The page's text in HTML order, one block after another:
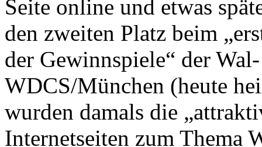
Seite online und etwas
den zweiten Platz beim
der Gewinnspiele“ der
WDCS/München (heute
wurden damals die
Internetseiten zum Thema